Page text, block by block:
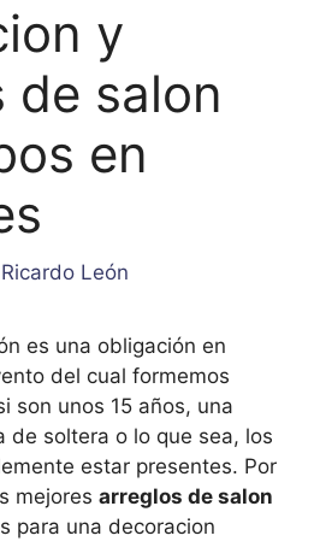
y
de salon
en
Ricardo León
es una obligación en
del cual formemos
son unos 15 años, una
soltera o lo que sea, los
estar presentes. Por
mejores arreglos de salon
para una decoracion